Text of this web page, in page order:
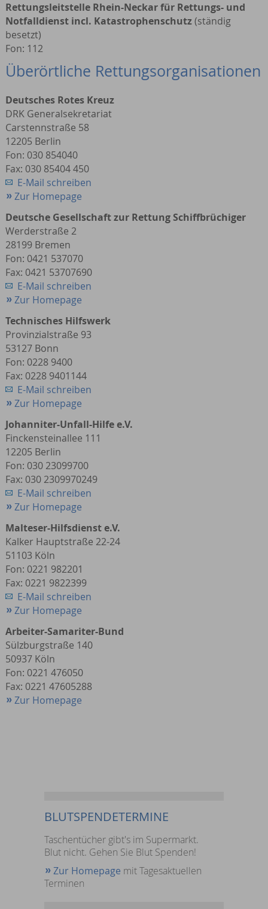
Rettungsleitstelle Rhein-Neckar für Rettungs- und
Notfalldienst incl. Katastrophenschutz(ständig
besetzt)
Fon: 112
Überörtliche Rettungsorganisationen
Deutsches Rotes Kreuz
DRK Generalsekretariat
Carstennstraße 58
12205 Berlin
Fon: 030 854040
Fax: 030 85404 450
E-Mail schreiben
Zur Homepage
Deutsche Gesellschaft zur Rettung Schiffbrüchiger
Werderstraße 2
28199 Bremen
Fon: 0421 537070
Fax: 0421 53707690
E-Mail schreiben
Zur Homepage
Technisches Hilfswerk
Provinzialstraße 93
53127 Bonn
Fon: 0228 9400
Fax: 0228 9401144
E-Mail schreiben
Zur Homepage
Johanniter-Unfall-Hilfe e.V.
Finckensteinallee 111
12205 Berlin
Fon: 030 23099700
Fax: 030 2309970249
E-Mail schreiben
Zur Homepage
Malteser-Hilfsdienst e.V.
Kalker Hauptstraße 22-24
51103 Köln
Fon: 0221 982201
Fax: 0221 9822399
E-Mail schreiben
Zur Homepage
Arbeiter-Samariter-Bund
Sülzburgstraße 140
50937 Köln
Fon: 0221 476050
Fax: 0221 47605288
Zur Homepage
BLUTSPENDETERMINE
Taschentücher gibt's im Supermarkt.
Blut nicht. Gehen Sie Blut Spenden!
Zur Homepage mit Tagesaktuellen
Terminen